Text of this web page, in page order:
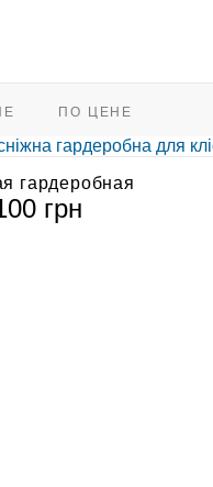
ПО ЦЕНЕ
гардеробная
грн